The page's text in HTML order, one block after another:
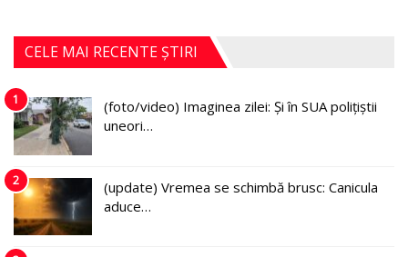
CELE MAI RECENTE ȘTIRI
1
(foto/video) Imaginea zilei: Și în SUA polițiștii
uneori…
2
(update) Vremea se schimbă brusc: Canicula
aduce…